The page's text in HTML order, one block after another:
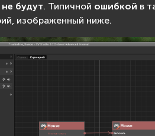
будут. Типичной ошибкой в
изображенный ниже.